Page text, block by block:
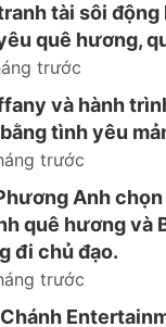
tài sôi động
quê hương,
trước
và hành
tình yêu
trước
Anh
quê hương và
đi chủ đạo.
trước